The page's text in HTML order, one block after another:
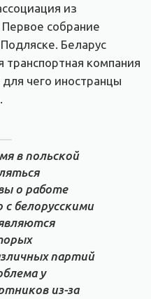
из
собрание
Беларус
транспортная компания
чего иностранцы
в польской
о работе
с белорусскими
партий
у
из-за